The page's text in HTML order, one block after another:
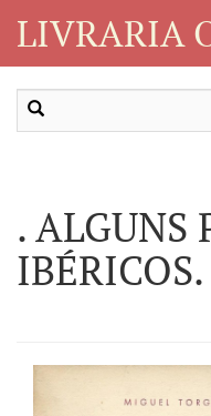
LIVRARIA
. ALGUNS
IBÉRICOS.